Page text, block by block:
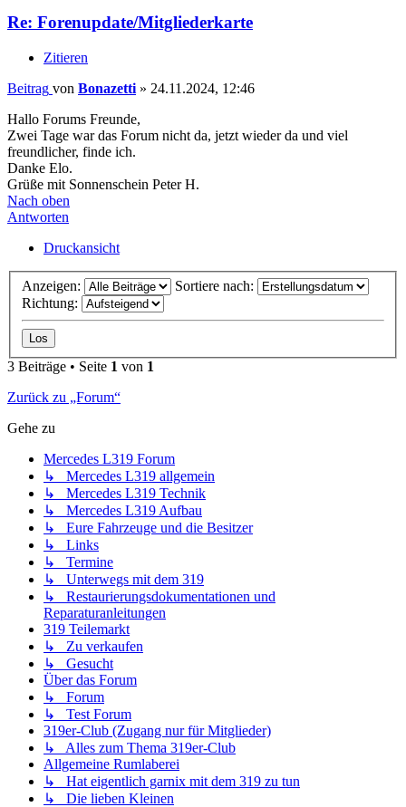
Re: Forenupdate/Mitgliederkarte
Zitieren
Beitrag von Bonazetti » 24.11.2024, 12:46
Hallo Forums Freunde,
Zwei Tage war das Forum nicht da, jetzt wieder da und viel
freundlicher, finde ich.
Danke Elo.
Grüße mit Sonnenschein Peter H.
Nach oben
Antworten
Druckansicht
Anzeigen:
Sortiere nach:
Richtung:
3 Beiträge • Seite 1 von 1
Zurück zu „Forum“
Gehe zu
Mercedes L319 Forum
↳ Mercedes L319 allgemein
↳ Mercedes L319 Technik
↳ Mercedes L319 Aufbau
↳ Eure Fahrzeuge und die Besitzer
↳ Links
↳ Termine
↳ Unterwegs mit dem 319
↳ Restaurierungsdokumentationen und
Reparaturanleitungen
319 Teilemarkt
↳ Zu verkaufen
↳ Gesucht
Über das Forum
↳ Forum
↳ Test Forum
319er-Club (Zugang nur für Mitglieder)
↳ Alles zum Thema 319er-Club
Allgemeine Rumlaberei
↳ Hat eigentlich garnix mit dem 319 zu tun
↳ Die lieben Kleinen